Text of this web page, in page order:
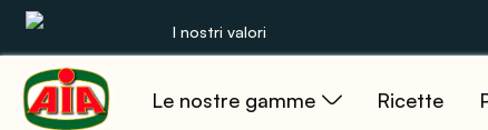
I nostri valori
Le nostre gamme Ricette
Le nostre gamme